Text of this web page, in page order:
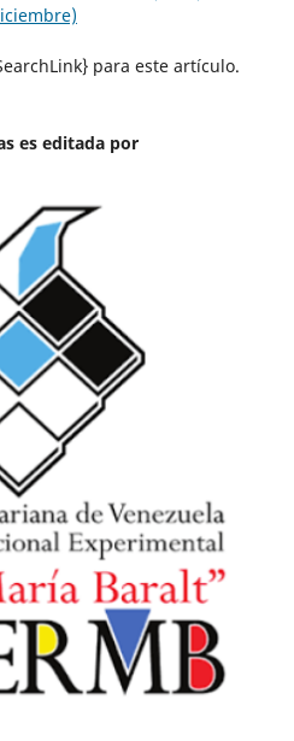
para este artículo.
es editada por